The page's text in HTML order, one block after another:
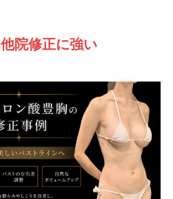
他院修正に強い